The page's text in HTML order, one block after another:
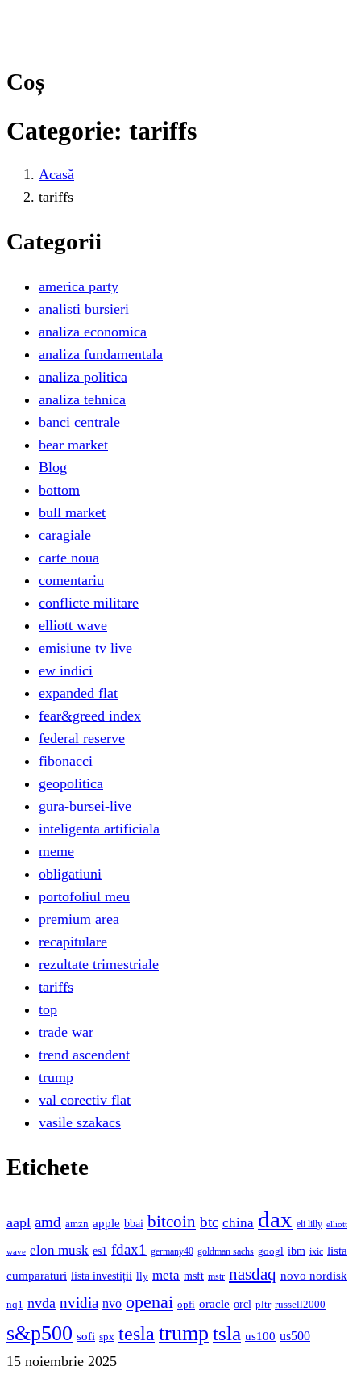
Coș
Categorie: tariffs
Acasă
tariffs
Categorii
america party
analisti bursieri
analiza economica
analiza fundamentala
analiza politica
analiza tehnica
banci centrale
bear market
Blog
bottom
bull market
caragiale
carte noua
comentariu
conflicte militare
elliott wave
emisiune tv live
ew indici
expanded flat
fear&greed index
federal reserve
fibonacci
geopolitica
gura-bursei-live
inteligenta artificiala
meme
obligatiuni
portofoliul meu
premium area
recapitulare
rezultate trimestriale
tariffs
top
trade war
trend ascendent
trump
val corectiv flat
vasile szakacs
Etichete
aapl amd amzn apple bbai bitcoin btc china dax eli lilly elliott
wave elon musk es1 fdax1 germany40 goldman sachs googl ibm ixic lista
cumparaturi lista investiții lly meta msft mstr nasdaq novo nordisk
nq1 nvda nvidia nvo openai opfi oracle orcl pltr russell2000
s&p500 sofi spx tesla trump tsla us100 us500
15 noiembrie 2025